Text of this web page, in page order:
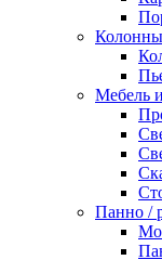
Колонны
Мебель
Панно /